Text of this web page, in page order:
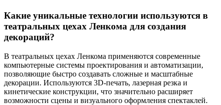
Какие уникальные технологии используются в
театральных цехах Ленкома для создания
декораций?
В театральных цехах Ленкома применяются современные
компьютерные системы проектирования и автоматизации,
позволяющие быстро создавать сложные и масштабные
декорации. Используются 3D-печать, лазерная резка и
кинетические конструкции, что значительно расширяет
возможности сцены и визуального оформления спектаклей.